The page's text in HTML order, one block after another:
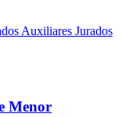
Auxiliares Jurados
Menor